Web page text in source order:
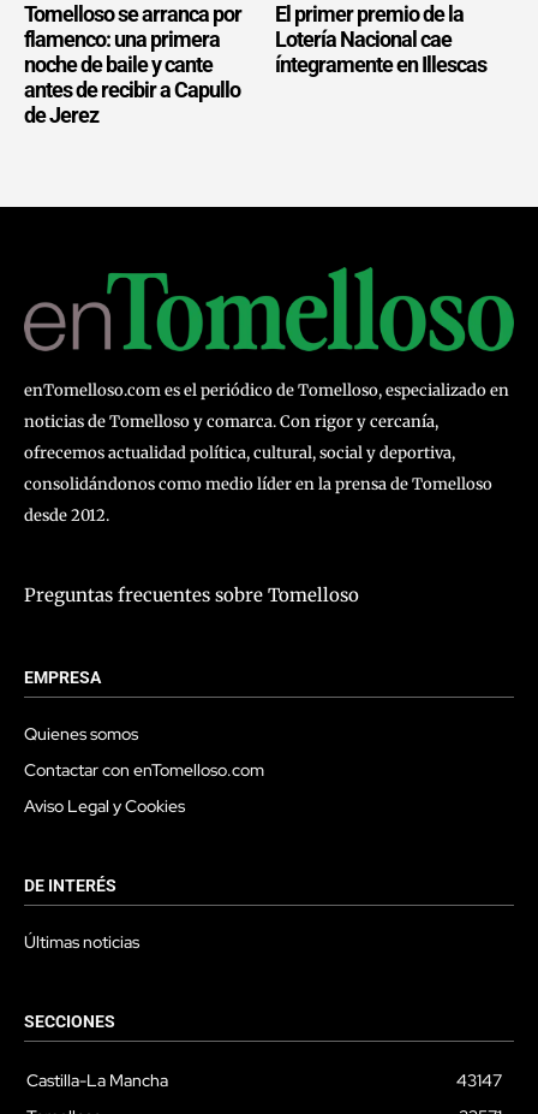
Tomelloso se arranca por
flamenco: una primera
noche de baile y cante
antes de recibir a Capullo
de Jerez
El primer premio de la
Lotería Nacional cae
íntegramente en Illescas
enTomelloso.com es el periódico de Tomelloso, especializado en
noticias de Tomelloso y comarca. Con rigor y cercanía,
ofrecemos actualidad política, cultural, social y deportiva,
consolidándonos como medio líder en la prensa de Tomelloso
desde 2012.
Preguntas frecuentes sobre Tomelloso
EMPRESA
Quienes somos
Contactar con enTomelloso.com
Aviso Legal y Cookies
DE INTERÉS
Últimas noticias
SECCIONES
Castilla-La Mancha
43147